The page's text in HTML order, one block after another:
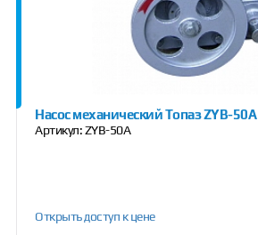
Насос механический Топаз ZYB-50А
Артикул:ZYB-50А
Открыть доступ к цене